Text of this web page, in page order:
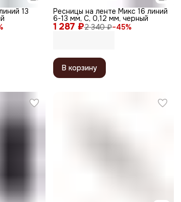
13
1 287 ₽2 340 ₽−45%
Ресницы на ленте Микс 16 линий
6-13 мм, C, 0,12 мм, черный
В корзину